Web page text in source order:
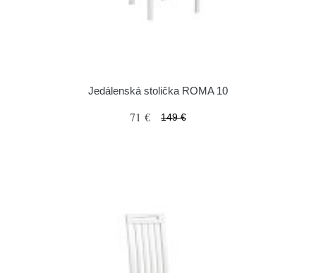
Jedálenská stolička ROMA 10
71 € 149 €